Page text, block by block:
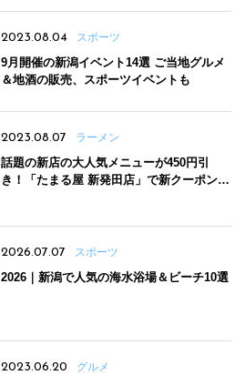
2023.08.04 スポーツ
9月開催の新潟イベント14選 ご当地グルメ
＆地酒の販売、スポーツイベントも
2023.08.07 ラーメン
話題の新店の大人気メニューが450円引
き！「たまる屋 新発田店」で新クーポン登
2026.07.07 スポーツ
2026｜新潟で人気の海水浴場＆ビーチ10選
2023.06.20 グルメ